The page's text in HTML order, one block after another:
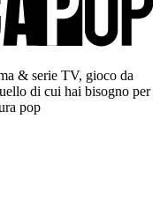
& serie TV, gioco da
di cui hai bisogno per
pop